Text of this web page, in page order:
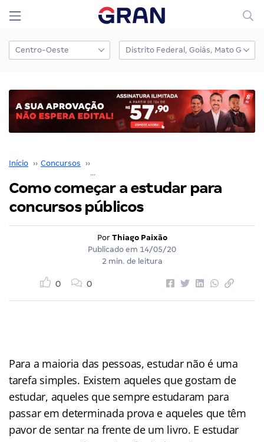
Início ›› Concursos ››
Como começar a estudar para
concursos públicos
Por Thiago Paixão
Publicado em 14/05/20
2 min. de leitura
0 0
Para a maioria das pessoas, estudar não é uma
tarefa simples. Existem aqueles que gostam de
estudar, aqueles que sempre estudaram para
passar em determinada prova e aqueles que têm
pavor de sentar na frente de um livro. E estudar